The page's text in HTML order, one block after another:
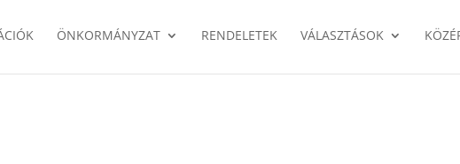
ÖNKORMÁNYZAT RENDELETEK VÁLASZTÁSOK